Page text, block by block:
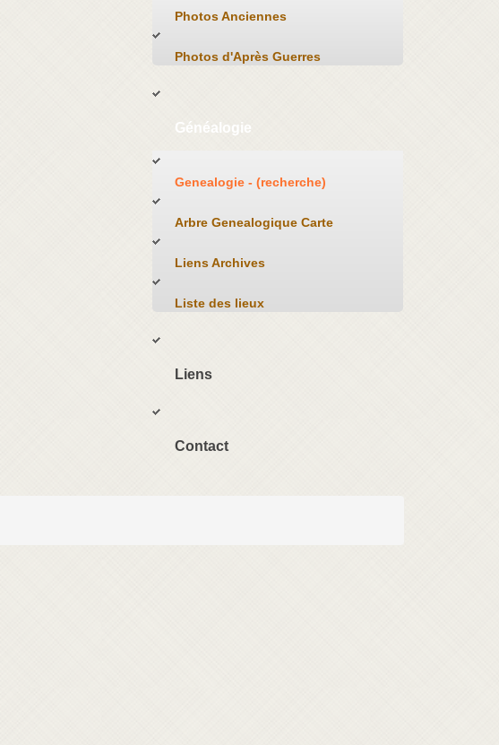
Photos Anciennes
Photos d'Après Guerres
Généalogie
Genealogie - (recherche)
Arbre Genealogique Carte
Liens Archives
Liste des lieux
Liens
Contact